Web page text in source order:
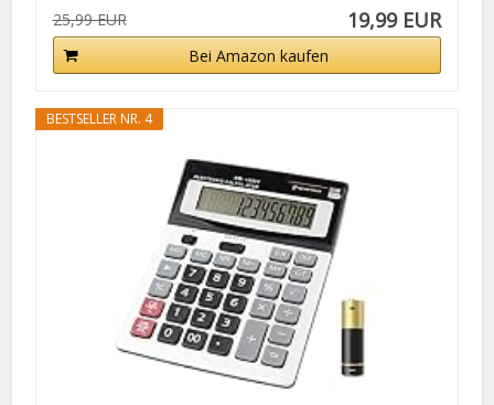
25,99 EUR 19,99 EUR
Bei Amazon kaufen
BESTSELLER NR. 4